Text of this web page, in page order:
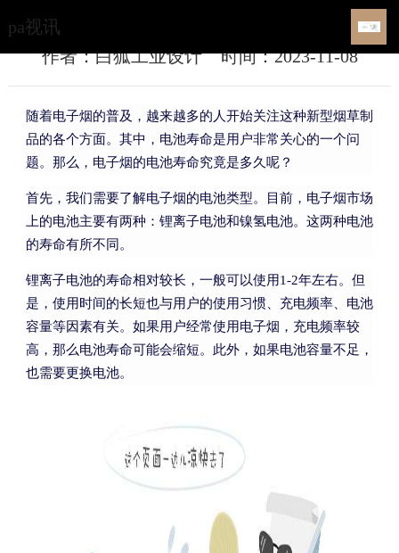
pa视讯
电子烟的电池寿命是多久？-pa视讯
作者：白狐工业设计 时间：2023-11-08
随着电子烟的普及，越来越多的人开始关注这种新型烟草制
品的各个方面。其中，电池寿命是用户非常关心的一个问
题。那么，电子烟的电池寿命究竟是多久呢？
首先，我们需要了解电子烟的电池类型。目前，电子烟市场
上的电池主要有两种：锂离子电池和镍氢电池。这两种电池
的寿命有所不同。
锂离子电池的寿命相对较长，一般可以使用1-2年左右。但
是，使用时间的长短也与用户的使用习惯、充电频率、电池
容量等因素有关。如果用户经常使用电子烟，充电频率较
高，那么电池寿命可能会缩短。此外，如果电池容量不足，
也需要更换电池。